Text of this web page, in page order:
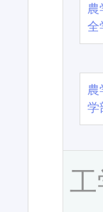
全
学